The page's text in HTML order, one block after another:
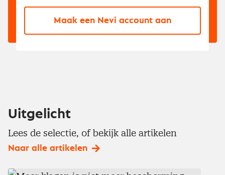
Maak een Nevi account aan
Uitgelicht
Lees de selectie, of bekijk alle artikelen
Naar alle artikelen